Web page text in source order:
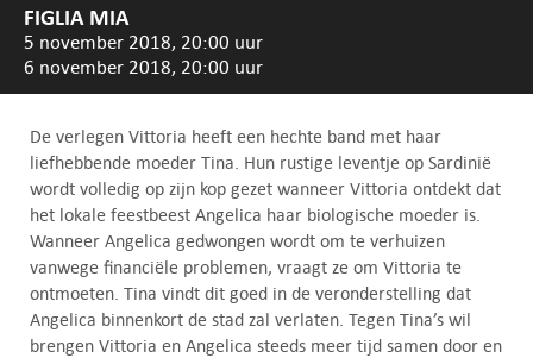
FIGLIA MIA
5 november 2018, 20:00 uur
6 november 2018, 20:00 uur
De verlegen Vittoria heeft een hechte band met haar
liefhebbende moeder Tina. Hun rustige leventje op Sardinië
wordt volledig op zijn kop gezet wanneer Vittoria ontdekt dat
het lokale feestbeest Angelica haar biologische moeder is.
Wanneer Angelica gedwongen wordt om te verhuizen
vanwege financiële problemen, vraagt ze om Vittoria te
ontmoeten. Tina vindt dit goed in de veronderstelling dat
Angelica binnenkort de stad zal verlaten. Tegen Tina’s wil
brengen Vittoria en Angelica steeds meer tijd samen door en